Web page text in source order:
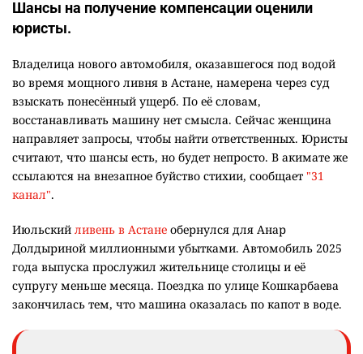
Шансы на получение компенсации оценили
юристы.
Владелица нового автомобиля, оказавшегося под водой
во время мощного ливня в Астане, намерена через суд
взыскать понесённый ущерб. По её словам,
восстанавливать машину нет смысла. Сейчас женщина
направляет запросы, чтобы найти ответственных. Юристы
считают, что шансы есть, но будет непросто. В акимате же
ссылаются на внезапное буйство стихии, сообщает "31
канал".
Июльский ливень в Астане обернулся для Анар
Долдыриной миллионными убытками. Автомобиль 2025
года выпуска прослужил жительнице столицы и её
супругу меньше месяца. Поездка по улице Кошкарбаева
закончилась тем, что машина оказалась по капот в воде.